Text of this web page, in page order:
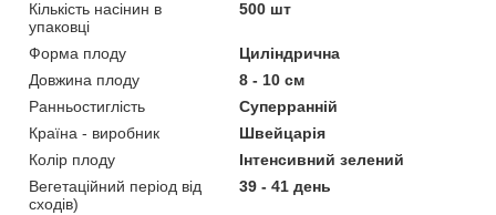
Кількість насінин в
упаковці
500 шт
Форма плоду
Циліндрична
Довжина плоду
8 - 10 см
Ранньостиглість
Суперранній
Країна - виробник
Швейцарія
Колір плоду
Інтенсивний зелений
Вегетаційний період від
сходів)
39 - 41 день